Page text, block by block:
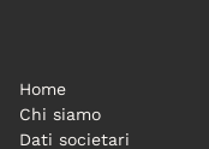
Home
Chi siamo
Dati societari